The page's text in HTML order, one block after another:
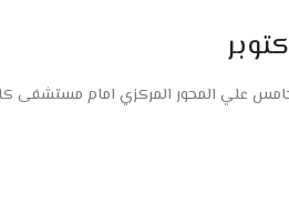
علي المحور المركزي امام مستشفى